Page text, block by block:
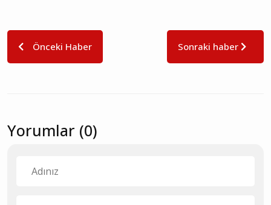
Önceki Haber Sonraki haber
Yorumlar (0)